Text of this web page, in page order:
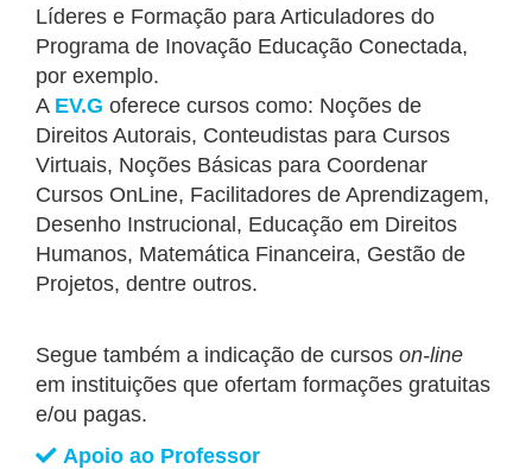
Líderes e Formação para Articuladores do
Programa de Inovação Educação Conectada,
por exemplo.
A EV.G oferece cursos como: Noções de
Direitos Autorais, Conteudistas para Cursos
Virtuais, Noções Básicas para Coordenar
Cursos OnLine, Facilitadores de Aprendizagem,
Desenho Instrucional, Educação em Direitos
Humanos, Matemática Financeira, Gestão de
Projetos, dentre outros.
Segue também a indicação de cursos on-line
em instituições que ofertam formações gratuitas
e/ou pagas.
Apoio ao Professor